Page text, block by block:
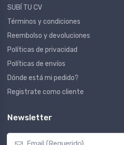
SUBÍ TU CV
Términos y condiciones
Reembolso y devoluciones
Políticas de privacidad
Políticas de envíos
Dónde está mi pedido?
Registrate como cliente
Newsletter